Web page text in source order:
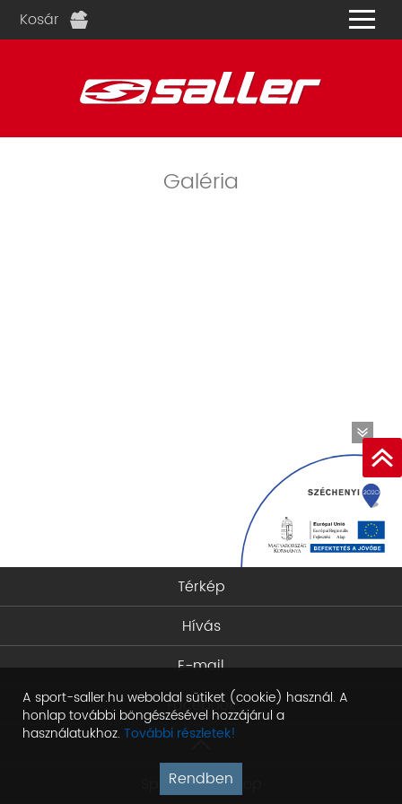
Kosár
Galéria
A sport-saller.hu weboldal sütiket (cookie) használ. A
honlap további böngészésével hozzájárul a
használatukhoz. További részletek!
Rendben
Térkép
Hívás
E-mail
Facebook
Sport Saller Shop